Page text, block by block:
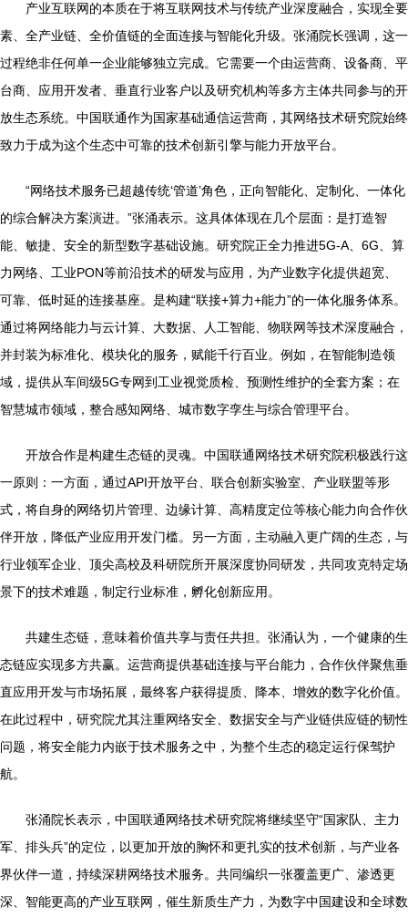
产业互联网的本质在于将互联网技术与传统产业深度融合，实现全要
素、全产业链、全价值链的全面连接与智能化升级。张涌院长强调，这一
过程绝非任何单一企业能够独立完成。它需要一个由运营商、设备商、平
台商、应用开发者、垂直行业客户以及研究机构等多方主体共同参与的开
放生态系统。中国联通作为国家基础通信运营商，其网络技术研究院始终
致力于成为这个生态中可靠的技术创新引擎与能力开放平台。
“网络技术服务已超越传统‘管道’角色，正向智能化、定制化、一体化
的综合解决方案演进。”张涌表示。这具体体现在几个层面：是打造智
能、敏捷、安全的新型数字基础设施。研究院正全力推进5G-A、6G、算
力网络、工业PON等前沿技术的研发与应用，为产业数字化提供超宽、
可靠、低时延的连接基座。是构建“联接+算力+能力”的一体化服务体系。
通过将网络能力与云计算、大数据、人工智能、物联网等技术深度融合，
并封装为标准化、模块化的服务，赋能千行百业。例如，在智能制造领
域，提供从车间级5G专网到工业视觉质检、预测性维护的全套方案；在
智慧城市领域，整合感知网络、城市数字孪生与综合管理平台。
开放合作是构建生态链的灵魂。中国联通网络技术研究院积极践行这
一原则：一方面，通过API开放平台、联合创新实验室、产业联盟等形
式，将自身的网络切片管理、边缘计算、高精度定位等核心能力向合作伙
伴开放，降低产业应用开发门槛。另一方面，主动融入更广阔的生态，与
行业领军企业、顶尖高校及科研院所开展深度协同研发，共同攻克特定场
景下的技术难题，制定行业标准，孵化创新应用。
共建生态链，意味着价值共享与责任共担。张涌认为，一个健康的生
态链应实现多方共赢。运营商提供基础连接与平台能力，合作伙伴聚焦垂
直应用开发与市场拓展，最终客户获得提质、降本、增效的数字化价值。
在此过程中，研究院尤其注重网络安全、数据安全与产业链供应链的韧性
问题，将安全能力内嵌于技术服务之中，为整个生态的稳定运行保驾护
航。
张涌院长表示，中国联通网络技术研究院将继续坚守“国家队、主力
军、排头兵”的定位，以更加开放的胸怀和更扎实的技术创新，与产业各
界伙伴一道，持续深耕网络技术服务。共同编织一张覆盖更广、渗透更
深、智能更高的产业互联网，催生新质生产力，为数字中国建设和全球数